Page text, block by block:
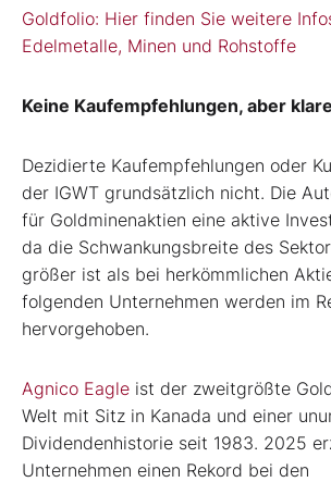
Goldfolio: Hier finden Sie weitere
Edelmetalle, Minen und Rohstoffe
Keine Kaufempfehlungen, aber
Dezidierte Kaufempfehlungen oder
der IGWT grundsätzlich nicht. Die
für Goldminenaktien eine aktive
da die Schwankungsbreite des
größer ist als bei herkömmlichen
folgenden Unternehmen werden im
hervorgehoben.
Agnico Eagle ist der zweitgrößte
Welt mit Sitz in Kanada und einer
Dividendenhistorie seit 1983. 2025
Unternehmen einen Rekord bei den